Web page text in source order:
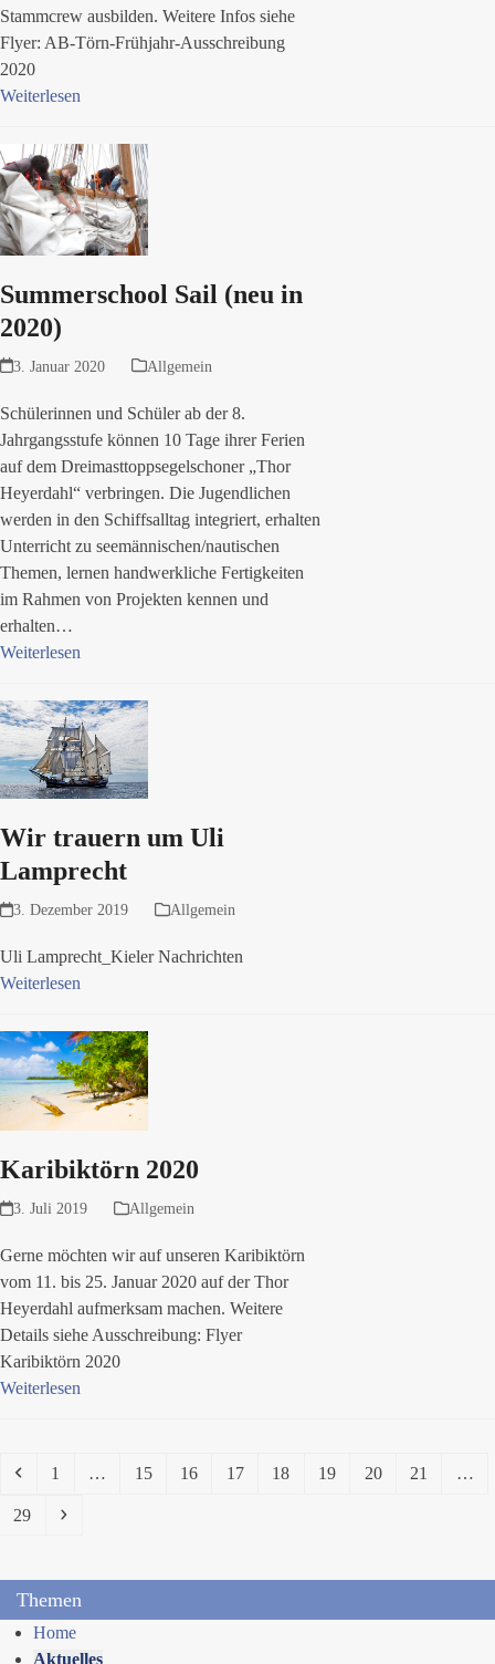
Stammcrew ausbilden. Weitere Infos siehe
Flyer: AB-Törn-Frühjahr-Ausschreibung
2020
Weiterlesen
Summerschool Sail (neu in
2020)
3. Januar 2020 Allgemein
Schülerinnen und Schüler ab der 8.
Jahrgangsstufe können 10 Tage ihrer Ferien
auf dem Dreimasttoppsegelschoner „Thor
Heyerdahl“ verbringen. Die Jugendlichen
werden in den Schiffsalltag integriert, erhalten
Unterricht zu seemännischen/nautischen
Themen, lernen handwerkliche Fertigkeiten
im Rahmen von Projekten kennen und
erhalten…
Weiterlesen
Wir trauern um Uli
Lamprecht
3. Dezember 2019 Allgemein
Uli Lamprecht_Kieler Nachrichten
Weiterlesen
Karibiktörn 2020
3. Juli 2019 Allgemein
Gerne möchten wir auf unseren Karibiktörn
vom 11. bis 25. Januar 2020 auf der Thor
Heyerdahl aufmerksam machen. Weitere
Details siehe Ausschreibung: Flyer
Karibiktörn 2020
Weiterlesen
Vorheriger
Seite
1 … Seite
15 Seite
16 Seite
17 Seite
18 Seite
19 Seite
20 Seite
21 …
Seite
29
Themen
Home
Aktuelles